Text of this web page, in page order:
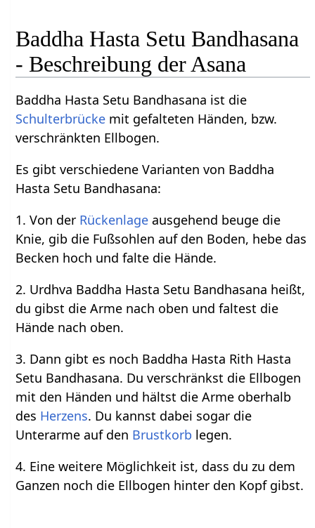
Baddha Hasta Setu Bandhasana
- Beschreibung der Asana
Baddha Hasta Setu Bandhasana ist die
Schulterbrücke mit gefalteten Händen, bzw.
verschränkten Ellbogen.
Es gibt verschiedene Varianten von Baddha
Hasta Setu Bandhasana:
1. Von der Rückenlage ausgehend beuge die
Knie, gib die Fußsohlen auf den Boden, hebe das
Becken hoch und falte die Hände.
2. Urdhva Baddha Hasta Setu Bandhasana heißt,
du gibst die Arme nach oben und faltest die
Hände nach oben.
3. Dann gibt es noch Baddha Hasta Rith Hasta
Setu Bandhasana. Du verschränkst die Ellbogen
mit den Händen und hältst die Arme oberhalb
des Herzens. Du kannst dabei sogar die
Unterarme auf den Brustkorb legen.
4. Eine weitere Möglichkeit ist, dass du zu dem
Ganzen noch die Ellbogen hinter den Kopf gibst.